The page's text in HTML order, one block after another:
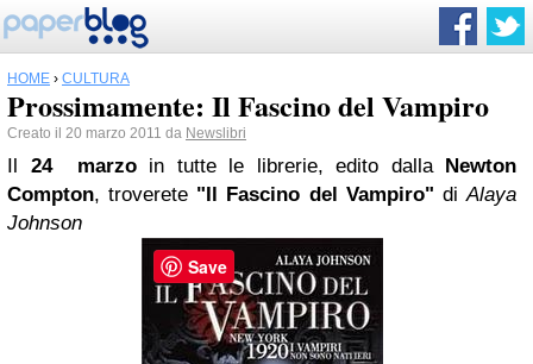
HOME › CULTURA
Prossimamente: Il Fascino del Vampiro
Creato il 20 marzo 2011 da Newslibri
Il 24 marzoin tutte le librerie, edito dalla Newton
Compton, troverete "Il Fascino del Vampiro" diAlaya
Johnson
Save